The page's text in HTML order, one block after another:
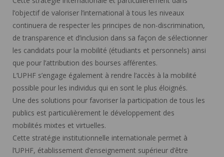
l’objectif de valoriser l’international à tous les niveaux
continuera de respecter les principes de non-discrimination,
de transparence et d’inclusion dans sa façon de sélectionner
les candidats pour la mobilité (étudiants et personnels) ainsi
que pour l’attribution des bourses afférentes.
L’UPHF s’engage également à rendre l’accès à la mobilité
possible pour les individus qui en sont le plus éloignés.
Une des solutions pour favoriser la participation de tous les
publics est particulièrement le développement des
mobilités mixtes et virtuelles.
Cette stratégie institutionnelle internationale permet à
l’UPHF, établissement d’enseignement supérieur d’être